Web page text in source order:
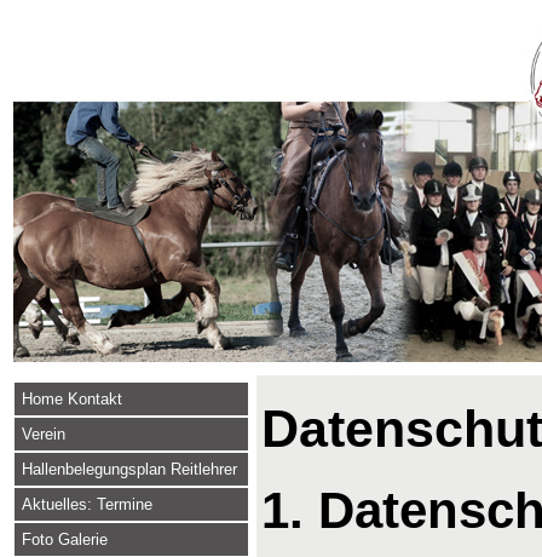
Home Kontakt
Verein
Hallenbelegungsplan Reitlehrer
Aktuelles: Termine
Foto Galerie
1.